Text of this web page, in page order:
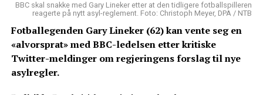
BBC skal snakke med Gary Lineker etter at den tidligere fotballspilleren
reagerte på nytt asyl-reglement. Foto: Christoph Meyer, DPA / NTB
Fotballegenden Gary Lineker (62) kan vente seg en
«alvorsprat» med BBC-ledelsen etter kritiske
Twitter-meldinger om regjeringens forslag til nye
asylregler.